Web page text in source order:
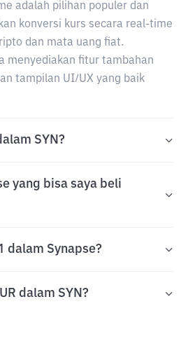
adalah pilihan populer dan
konversi kurs secara real-time
dan mata uang fiat.
menyediakan fitur tambahan
tampilan UI/UX yang baik
SYN?
yang bisa saya beli
dalam Synapse?
dalam SYN?